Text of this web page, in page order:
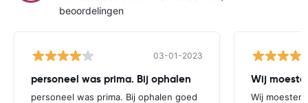
beoordelingen
03-01-2023
personeel was prima. Bij ophalen
personeel was prima. Bij ophalen goed
Wij
Wij moesten